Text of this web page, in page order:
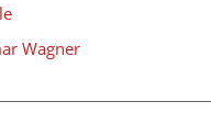
Wagner